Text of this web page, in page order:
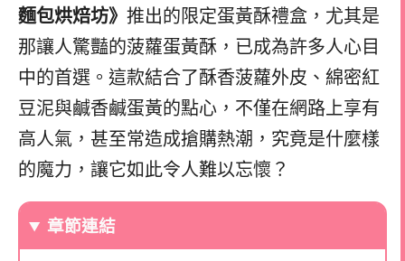
麵包烘焙坊》 推出的限定蛋黃酥禮盒，尤其是
那讓人驚豔的菠蘿蛋黃酥，已成為許多人心目
中的首選。這款結合了酥香菠蘿外皮、綿密紅
豆泥與鹹香鹹蛋黃的點心，不僅在網路上享有
高人氣，甚至常造成搶購熱潮，究竟是什麼樣
的魔力，讓它如此令人難以忘懷？
章節連結